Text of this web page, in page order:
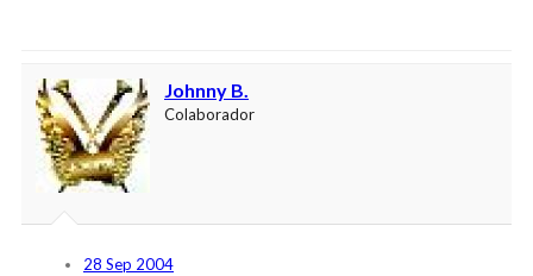
Johnny B.
Colaborador
28 Sep 2004